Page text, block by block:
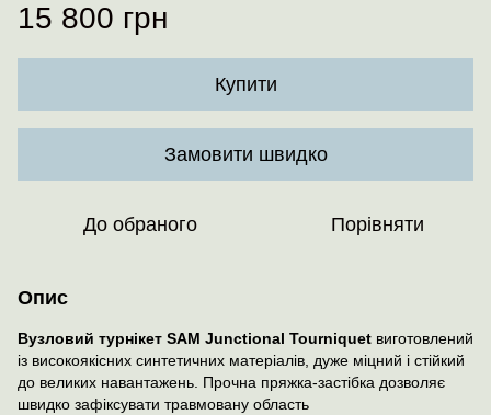
15 800 грн
Купити
Замовити швидко
До обраного Порівняти
Опис
Вузловий турнікет SAM Junctional Tourniquet виготовлений
із високоякісних синтетичних матеріалів, дуже міцний і стійкий
до великих навантажень. Прочна пряжка-застібка дозволяє
швидко зафіксувати травмовану область